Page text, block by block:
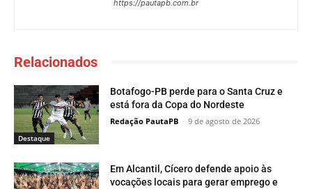
https://pautapb.com.br
Relacionados
Destaque
Botafogo-PB perde para o Santa Cruz e
está fora da Copa do Nordeste
Redação PautaPB - 9 de agosto de 2026
Em Alcantil, Cícero defende apoio às
vocações locais para gerar emprego e